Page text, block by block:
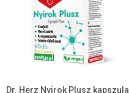
Dr. Herz Nyirok Plusz kapszula